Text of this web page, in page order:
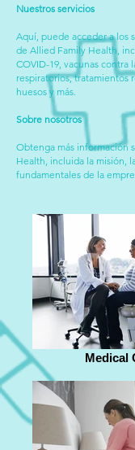
Nuestros servicios
Aquí, puede acceder a los
de Allied Family Health,
COVID-19, vacunas contra
respiratorios, tratamientos
huesos y más.
Sobre nosotros
Obtenga más información
Health, incluida la misión,
fundamentales de la
Medical